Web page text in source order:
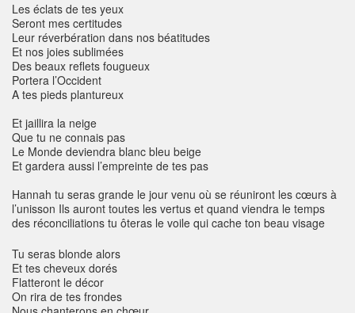
Les éclats de tes yeux
Seront mes certitudes
Leur réverbération dans nos béatitudes
Et nos joies sublimées
Des beaux reflets fougueux
Portera l’Occident
A tes pieds plantureux
Et jaillira la neige
Que tu ne connais pas
Le Monde deviendra blanc bleu beige
Et gardera aussi l’empreinte de tes pas
Hannah tu seras grande le jour venu où se réuniront les cœurs à
l’unisson Ils auront toutes les vertus et quand viendra le temps
des réconciliations tu ôteras le voile qui cache ton beau visage
Tu seras blonde alors
Et tes cheveux dorés
Flatteront le décor
On rira de tes frondes